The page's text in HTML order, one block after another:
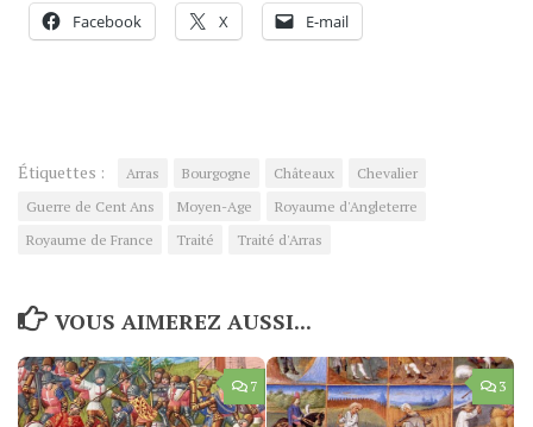
Facebook X E-mail
Étiquettes : Arras Bourgogne Châteaux
Chevalier
Guerre de Cent Ans
Moyen-Age
Royaume d'Angleterre
Royaume de France
Traité Traité d'Arras
VOUS AIMEREZ AUSSI...
7 3